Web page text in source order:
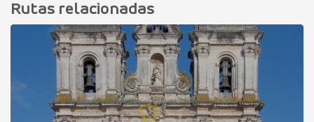
Rutas relacionadas